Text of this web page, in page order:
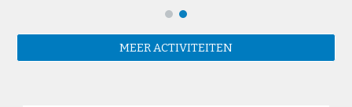
MEER ACTIVITEITEN